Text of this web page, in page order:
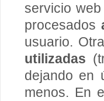
servicio
procesados
usuario.
utilizadas
dejando en
menos. En